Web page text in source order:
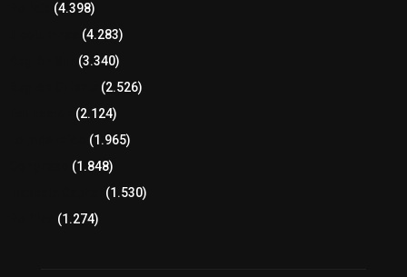
(4.398)
(4.283)
(3.340)
(2.526)
(2.124)
(1.965)
(1.848)
(1.530)
(1.274)